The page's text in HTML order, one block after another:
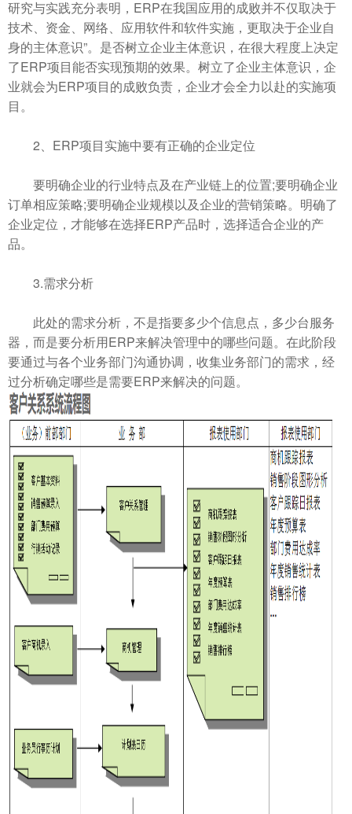
研究与实践充分表明，ERP在我国应用的成败并不仅取决于
技术、资金、网络、应用软件和软件实施，更取决于企业自
身的主体意识”。是否树立企业主体意识，在很大程度上决定
了ERP项目能否实现预期的效果。树立了企业主体意识，企
业就会为ERP项目的成败负责，企业才会全力以赴的实施项
目。
2、ERP项目实施中要有正确的企业定位
要明确企业的行业特点及在产业链上的位置;要明确企业
订单相应策略;要明确企业规模以及企业的营销策略。明确了
企业定位，才能够在选择ERP产品时，选择适合企业的产
品。
3.需求分析
此处的需求分析，不是指要多少个信息点，多少台服务
器，而是要分析用ERP来解决管理中的哪些问题。在此阶段
要通过与各个业务部门沟通协调，收集业务部门的需求，经
过分析确定哪些是需要ERP来解决的问题。